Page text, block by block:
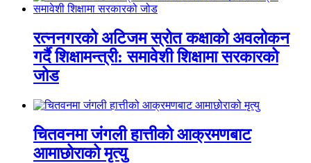
रत्ननगरको अटिजम स्रोत कक्षाको अवलोकन
गर्दै शिक्षामन्त्री: समावेशी शिक्षामा सरकारको
जोड
चितवनमा जंगली हात्तीको आक्रमणबाट
आमाछोराको मृत्यु